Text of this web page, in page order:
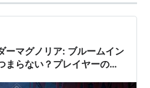
ーマグノリア: ブルームイン
まらない？プレイヤーの評